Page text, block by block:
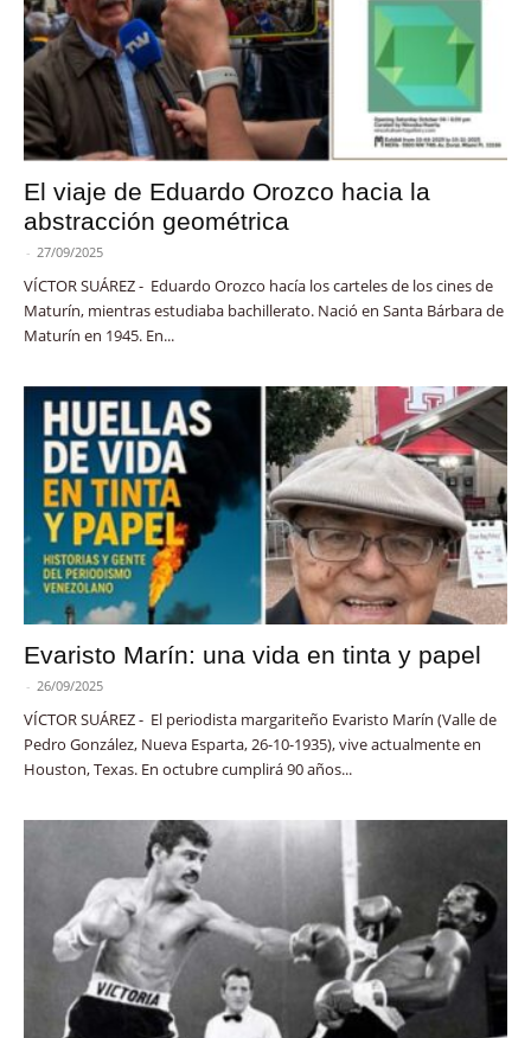
El viaje de Eduardo Orozco hacia la
abstracción geométrica
- 27/09/2025
VÍCTOR SUÁREZ - Eduardo Orozco hacía los carteles de los cines de
Maturín, mientras estudiaba bachillerato. Nació en Santa Bárbara de
Maturín en 1945. En...
Evaristo Marín: una vida en tinta y papel
- 26/09/2025
VÍCTOR SUÁREZ - El periodista margariteño Evaristo Marín (Valle de
Pedro González, Nueva Esparta, 26-10-1935), vive actualmente en
Houston, Texas. En octubre cumplirá 90 años...